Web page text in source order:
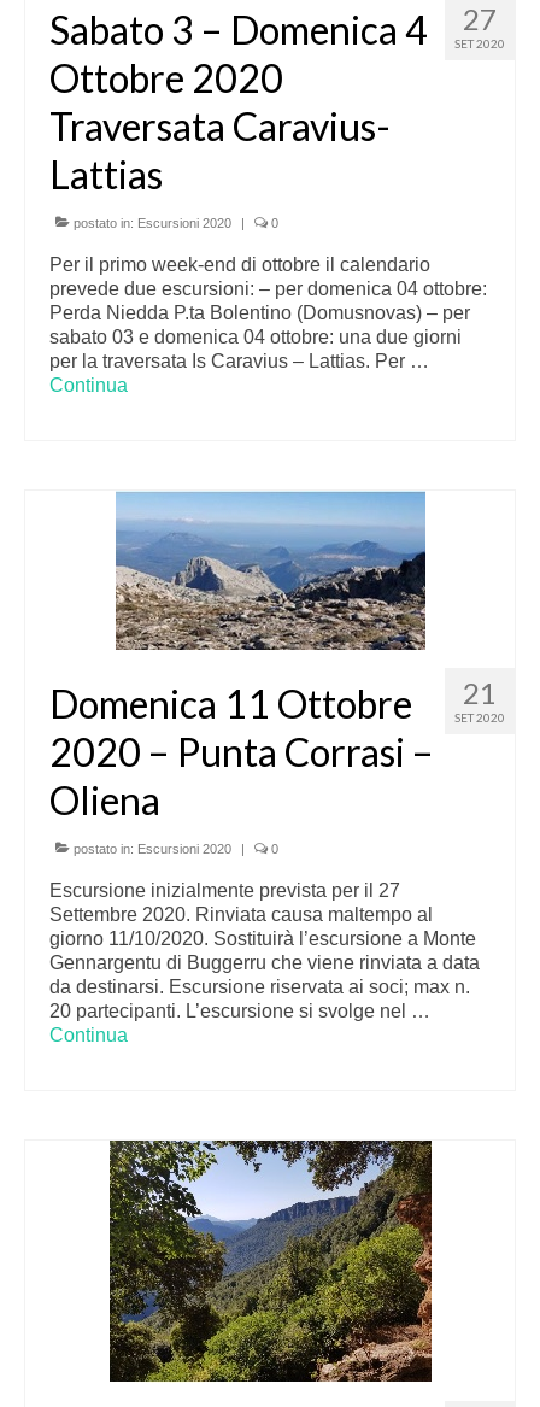
27
SET 2020
Sabato 3 – Domenica 4
Ottobre 2020
Traversata Caravius-
Lattias
postato in: Escursioni 2020 | 0
Per il primo week-end di ottobre il calendario
prevede due escursioni: – per domenica 04 ottobre:
Perda Niedda P.ta Bolentino (Domusnovas) – per
sabato 03 e domenica 04 ottobre: una due giorni
per la traversata Is Caravius – Lattias. Per …
Continua
21
SET 2020
Domenica 11 Ottobre
2020 – Punta Corrasi –
Oliena
postato in: Escursioni 2020 | 0
Escursione inizialmente prevista per il 27
Settembre 2020. Rinviata causa maltempo al
giorno 11/10/2020. Sostituirà l’escursione a Monte
Gennargentu di Buggerru che viene rinviata a data
da destinarsi. Escursione riservata ai soci; max n.
20 partecipanti. L’escursione si svolge nel …
Continua